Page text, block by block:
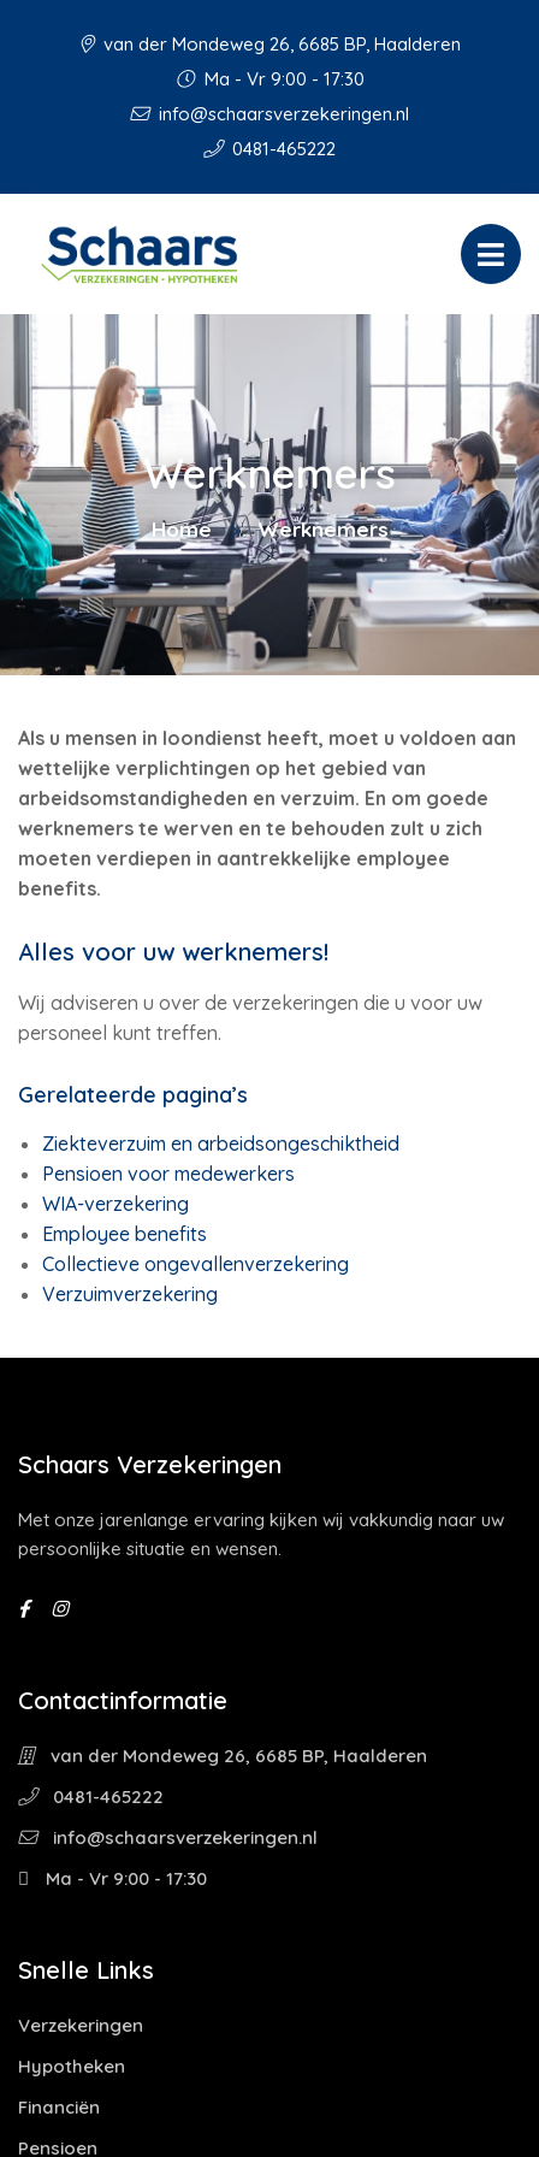
van der Mondeweg 26, 6685 BP, Haalderen
Ma - Vr 9:00 - 17:30
info@schaarsverzekeringen.nl
0481-465222
Werknemers
Home Werknemers
Als u mensen in loondienst heeft, moet u voldoen aan
wettelijke verplichtingen op het gebied van
arbeidsomstandigheden en verzuim. En om goede
werknemers te werven en te behouden zult u zich
moeten verdiepen in aantrekkelijke employee
benefits.
Alles voor uw werknemers!
Wij adviseren u over de verzekeringen die u voor uw
personeel kunt treffen.
Gerelateerde pagina’s
Ziekteverzuim en arbeidsongeschiktheid
Pensioen voor medewerkers
WIA-verzekering
Employee benefits
Collectieve ongevallenverzekering
Verzuimverzekering
Schaars Verzekeringen
Met onze jarenlange ervaring kijken wij vakkundig naar uw
persoonlijke situatie en wensen.
Contactinformatie
van der Mondeweg 26, 6685 BP, Haalderen
0481-465222
info@schaarsverzekeringen.nl
Ma - Vr 9:00 - 17:30
Snelle Links
Verzekeringen
Hypotheken
Financiën
Pensioen